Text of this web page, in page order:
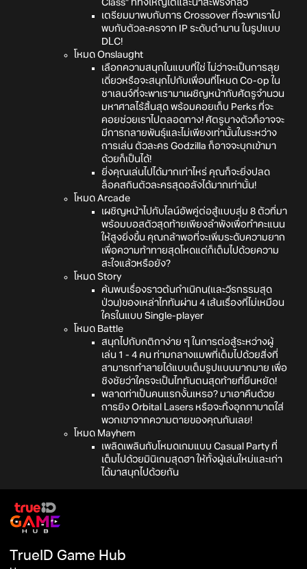
Class" ที่ทั้งใหญ่โตและน่าสะพรึงกลัว
เตรียมมาพบกับการ Crossover ที่จะพาเราไป
พบกับตัวละครจาก IP ระดับตำนาน ในรูปแบบ
DLC!
โหมด Onslaught
เลือกความสนุกในแบบที่ใช่ ไม่ว่าจะเป็นการลุย
เดี่ยวหรือจะสนุกไปกับเพื่อนที่โหมด Co-op ใน
ชาเลนจ์ที่จะพาเรามาเผชิญหน้ากับศัตรูจำนวน
มหาศาลไร้สิ้นสุด พร้อมคอยเก็บ Perks ที่จะ
คอยช่วยเราไปตลอดทาง! ศัตรูบางตัวก็อาจจะ
มีการกลายพันธุ์และไม่เพียงเท่านั้นในระหว่าง
การเล่น ตัวละคร Godzilla ก็อาจจะบุกเข้ามา
ด้วยก็เป็นได้!
ยิ่งคุณเล่นไปได้มากเท่าไหร่ คุณก็จะยิ่งปลด
ล็อคสกินตัวละครสุดอลังได้มากเท่านั้น!
โหมด Arcade
เผชิญหน้าไปกับไลน์อัพคู่ต่อสู้แบบสุ่ม 8 ตัวที่มา
พร้อมบอสตัวสุดท้ายเพียงลำพังเพื่อทำคะแนน
ให้สูงยิ่งขึ้น คุณกล้าพอที่จะเพิ่มระดับความยาก
เพื่อความท้าทายสุดโหดแต่ก็เต็มไปด้วยความ
สะใจแล้วหรือยัง?
โหมด Story
ค้นพบเรื่องราวต้นกำเนิกน(และวีรกรรมสุด
ป่วน)ของเหล่าไททันผ่าน 4 เส้นเรื่องที่ไม่เหมือน
ใครในแบบ Single-player
โหมด Battle
สนุกไปกับกติกาง่าย ๆ ในการต่อสู้ระหว่างผู้
เล่น 1 - 4 คน ท่ามกลางแมพที่เต็มไปด้วยสิ่งที่
สามารถทำลายได้แบบเต็มรูปแบบมากมาย เพื่อ
ชิงชัยว่าใครจะเป็นไททันตนสุดท้ายที่ยืนหยัด!
พลาดท่าเป็นคนแรกงั้นเหรอ? มาเอาคืนด้วย
การยิง Orbital Lasers หรือจะทิ้งอุกกาบาตใส่
พวกเขาจากความตายของคุณกันเลย!
โหมด Mayhem
เพลิดเพลินกับโหมดเกมแบบ Casual Party ที่
เต็มไปด้วยมินิเกมสุดฮา ให้ทั้งผู้เล่นใหม่และเก่า
ได้มาสนุกไปด้วยกัน
TrueID Game Hub